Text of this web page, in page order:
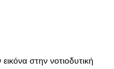
στην νοτιοδυτική